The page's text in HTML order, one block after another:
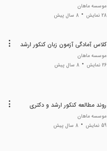
موسسه ماهان
28 نمایش
8 سال پیش
کلاس آمادگی آزمون زبان کنکور ارشد
موسسه ماهان
26 نمایش
8 سال پیش
روند مطالعه کنکور ارشد و دکتری
موسسه ماهان
59 نمایش
8 سال پیش